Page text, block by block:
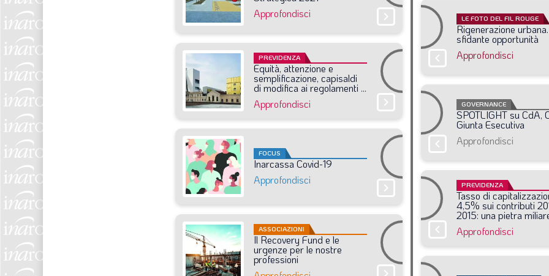
Approfondisci
chevron_right LE FOTO DEL FIL ROUGE
Rigenerazione
sfidante opportunità
Approfondisci
chevron_right
PREVIDENZA
Equità,attenzionee
semplificazione, capisaldi
di modifica ai regolamenti ...
Approfondisci
chevron_right GOVERNANCE
SPOTLIGHTsuCdA,
Giunta Esecutiva
Approfondisci
chevron_right
FOCUS
InarcassaCovid-19
Approfondisci
chevron_right PREVIDENZA
Tassodi
4,5% sui contributi
2015: una pietra
Approfondisci
chevron_right
ASSOCIAZIONI
IlRecoveryFundele
urgenze per le nostre
professioni